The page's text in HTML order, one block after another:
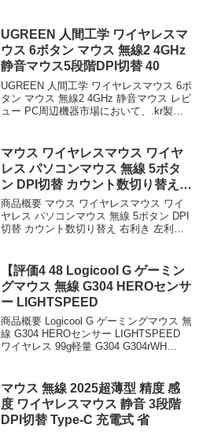
UGREEN 人間工学 ワイヤレスマ
ウス 6ボタン マウス 無線2 4GHz
静音マウス5段階DPI切替 40
UGREEN 人間工学 ワイヤレスマウス 6ボ
タン マウス 無線2 4GHz 静音マウス レビ
ュー PC周辺機器市場において、.kr製品
サリー大手UGREEN Group...
マウス ワイヤレスマウス ワイヤ
レス パソコンマウス 無線 5ボタ
ン DPI切替 カウント数切り替え
右利
商品概要 マウス ワイヤレスマウス ワイ
ヤレス パソコンマウス 無線 5ボタン DPI
切替 カウント数切り替え 右利き 左利き
ビューをお届けします。 商品名...
【評価4 48 Logicool G ゲーミン
グマウス 無線 G304 HEROセンサ
ー LIGHTSPEED
商品概要 Logicool G ゲーミングマウス 無
線 G304 HEROセンサー LIGHTSPEED
ワイヤレス 99g軽量 G304 G304rWH
マウス 無線 2025超薄型 精度 感
度 ワイヤレスマウス 静音 3段階
DPI切替 Type-C 充電式 省